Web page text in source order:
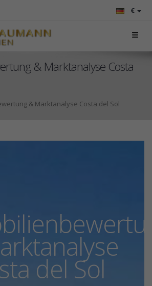
€
& Marktanalyse Costa
& Marktanalyse Costa del Sol
del Sol